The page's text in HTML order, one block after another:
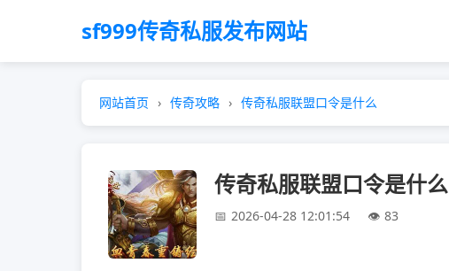
sf999传奇私服发布网站
网站首页 传奇攻略 传奇私服联盟口令是什么
传奇私服联盟口令是什么
2026-04-28 12:01:54 83